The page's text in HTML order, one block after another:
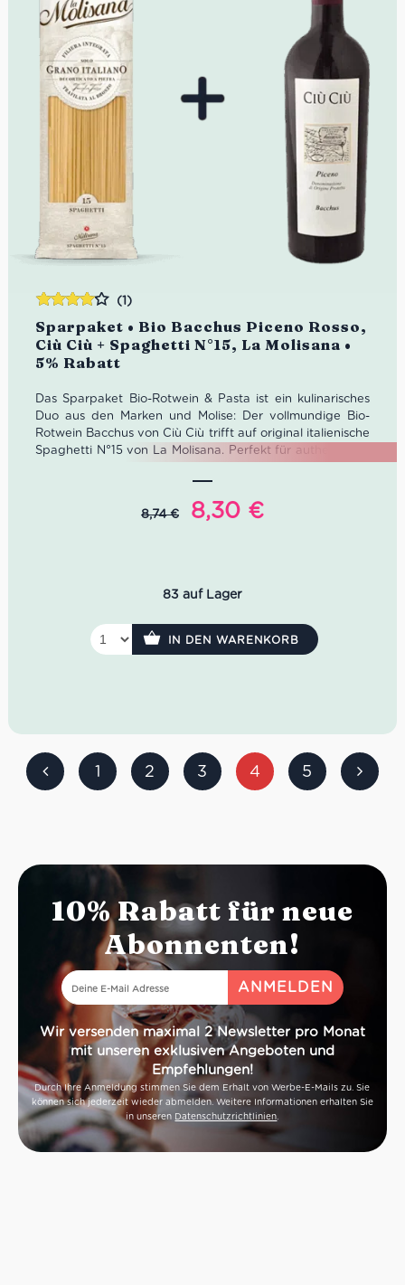
Sparpaket • Bio Bacchus Piceno Rosso,
Ciù Ciù + Spaghetti N°15, La Molisana •
5% Rabatt
(1)
Das Sparpaket Bio-Rotwein & Pasta ist ein kulinarisches
Duo aus den Marken und Molise: Der vollmundige Bio-
Rotwein Bacchus von Ciù Ciù trifft auf original italienische
Spaghetti N°15 von La Molisana. Perfekt für authentische
Pastaabende – natürlich im Vorteilspaket mit 5% Rabatt
gegenüber dem Einzelkauf.
8,74€
Ursprünglicher
8,30 €Aktueller
Bewertet
mit4.00
von 5
83 auf Lager
IN DEN WARENKORB
1 2 3 4 5
10% Rabatt für neue
Abonnenten!
Wir versenden maximal 2 Newsletter pro Monat
mit unseren exklusiven Angeboten und
Empfehlungen!
Durch Ihre Anmeldung stimmen Sie dem Erhalt von Werbe-E-Mails zu. Sie
können sich jederzeit wieder abmelden. Weitere Informationen erhalten Sie
in unseren Datenschutzrichtlinien